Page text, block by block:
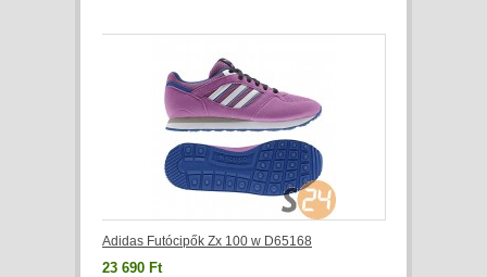
Adidas Futócipők Zx 100 w D65168
23 690 Ft